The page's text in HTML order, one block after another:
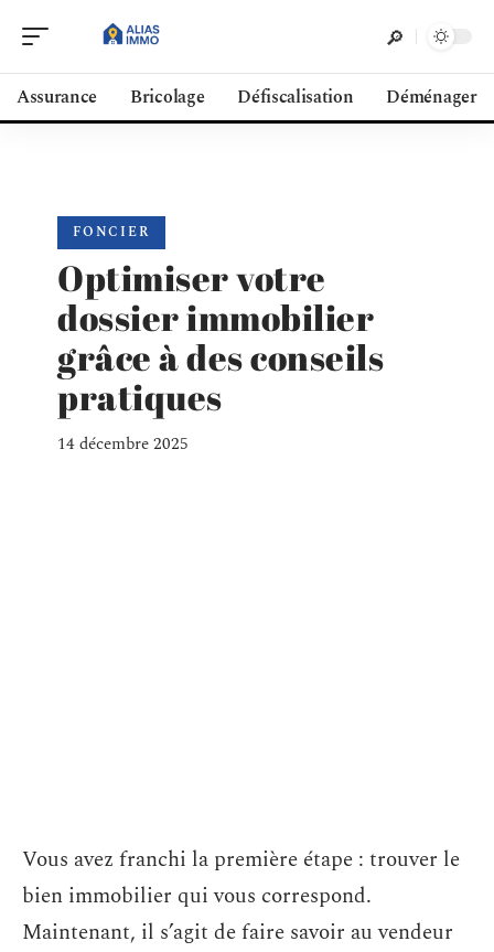
Assurance Bricolage Défiscalisation Déménager
FONCIER
Optimiser votre
dossier immobilier
grâce à des conseils
pratiques
14 décembre 2025
Vous avez franchi la première étape : trouver le
bien immobilier qui vous correspond.
Maintenant, il s’agit de faire savoir au vendeur